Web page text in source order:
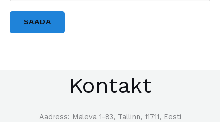
SAADA
Kontakt
Aadress: Maleva 1-83, Tallinn, 11711, Eesti